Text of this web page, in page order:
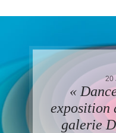
20
«
exposition
galerie